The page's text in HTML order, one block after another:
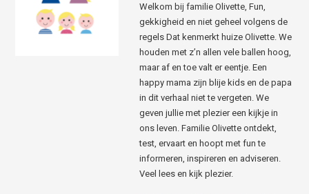
Welkom bij familie Olivette, Fun,
gekkigheid en niet geheel volgens de
regels Dat kenmerkt huize Olivette. We
houden met z’n allen vele ballen hoog,
maar af en toe valt er eentje. Een
happy mama zijn blije kids en de papa
in dit verhaal niet te vergeten. We
geven jullie met plezier een kijkje in
ons leven. Familie Olivette ontdekt,
test, ervaart en hoopt met fun te
informeren, inspireren en adviseren.
Veel lees en kijk plezier.